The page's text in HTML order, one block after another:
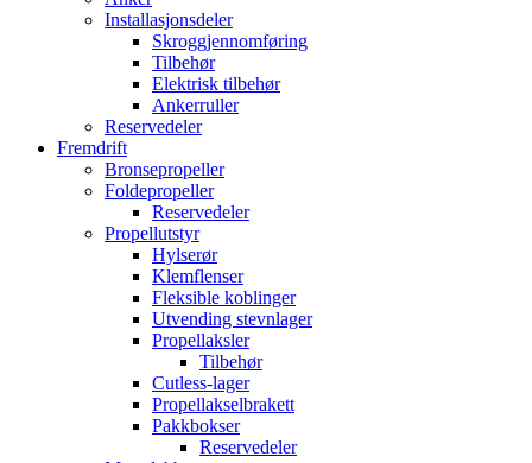
Installasjonsdeler
Skroggjennomføring
Tilbehør
Elektrisk tilbehør
Ankerruller
Reservedeler
Fremdrift
Bronsepropeller
Foldepropeller
Reservedeler
Propellutstyr
Hylserør
Klemflenser
Fleksible koblinger
Utvending stevnlager
Propellaksler
Tilbehør
Cutless-lager
Propellakselbrakett
Pakkbokser
Reservedeler